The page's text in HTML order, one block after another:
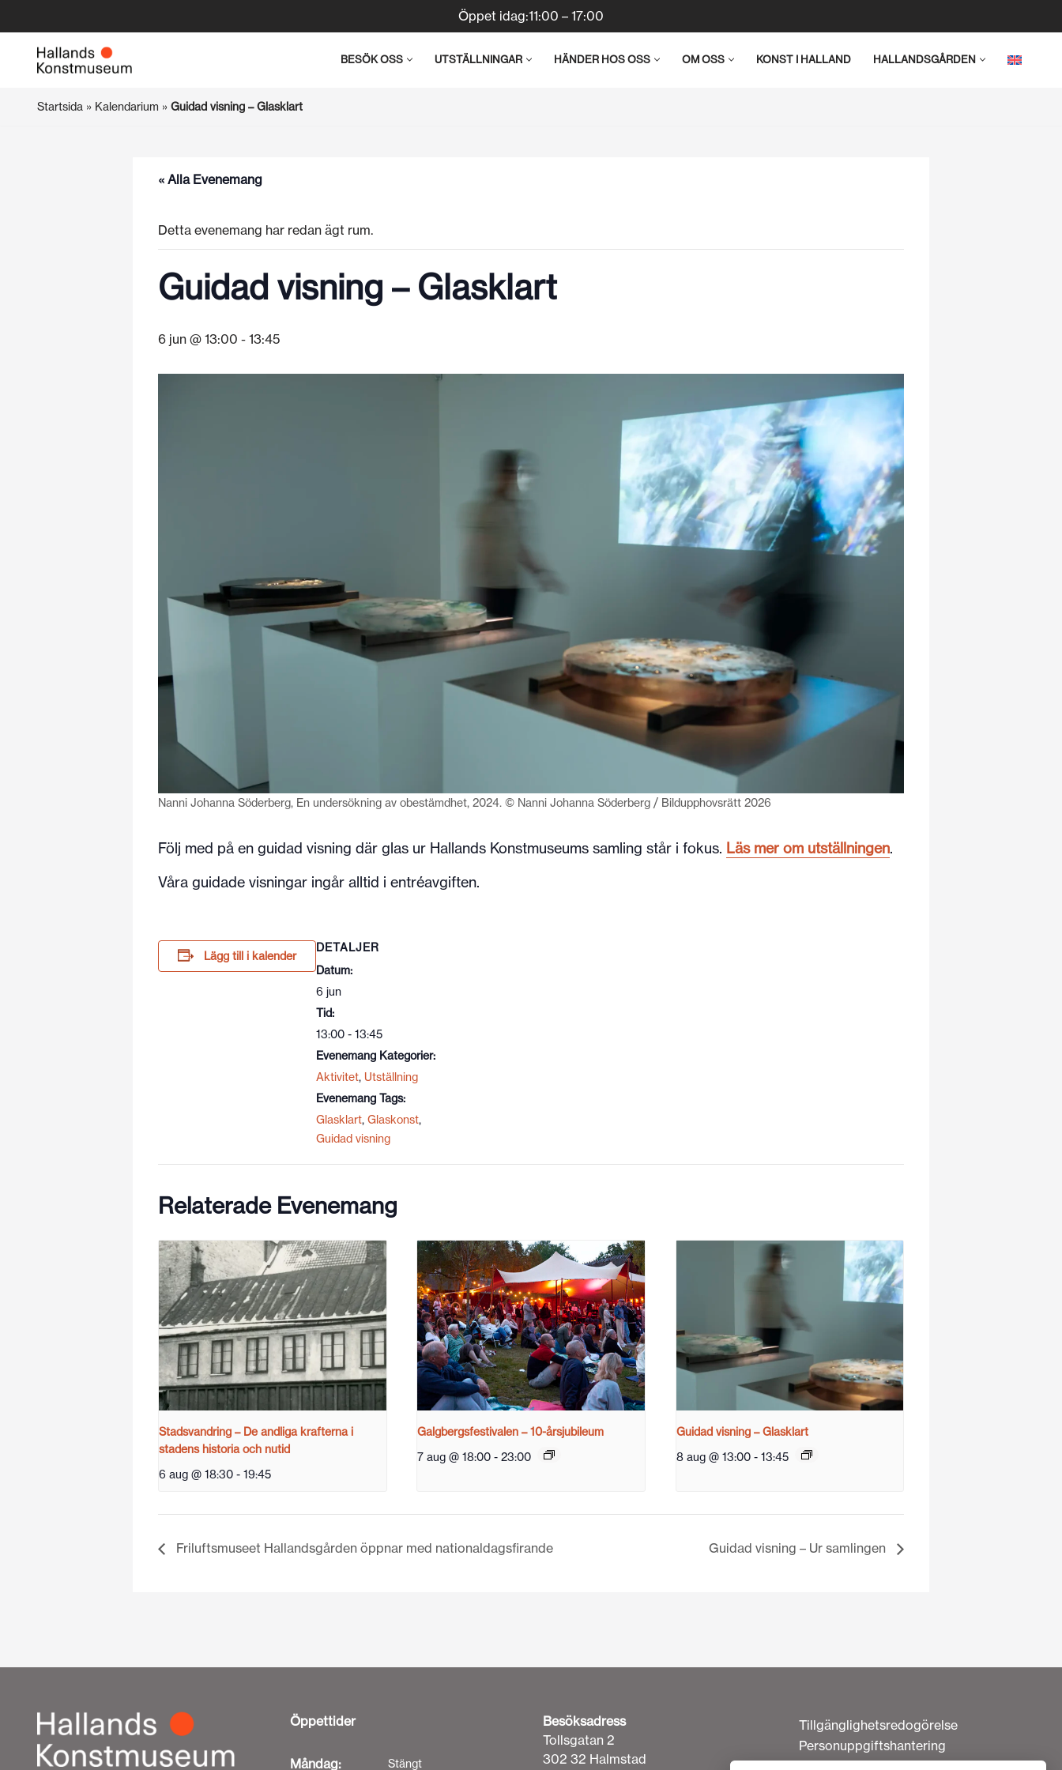
Hoppa
Öppet idag:11:00 – 17:00
BESÖK OSS UTSTÄLLNINGAR HÄNDER HOS OSS OM OSS KONST I HALLAND HALLANDSGÅRDEN
Startsida » Kalendarium » Guidad visning – Glasklart
« Alla Evenemang
Detta evenemang har redan ägt rum.
Guidad visning – Glasklart
6 jun @ 13:00 - 13:45
Nanni Johanna Söderberg, En undersökning av obestämdhet, 2024. © Nanni Johanna Söderberg / Bildupphovsrätt 2026
Följ med på en guidad visning där glas ur Hallands Konstmuseums samling står i fokus. Läs mer om utställningen.
Våra guidade visningar ingår alltid i entréavgiften.
Lägg till i kalender
DETALJER
Datum:
6 jun
Tid:
13:00 - 13:45
Evenemang Kategorier:
Aktivitet, Utställning
Evenemang Tags:
Glasklart, Glaskonst,
Guidad visning
Relaterade Evenemang
Stadsvandring – De andliga krafterna i
stadens historia och nutid
6 aug @ 18:30 - 19:45
Galgbergsfestivalen – 10-årsjubileum
7 aug @ 18:00 - 23:00
Guidad visning – Glasklart
8 aug @ 13:00 - 13:45
Friluftsmuseet Hallandsgården öppnar med nationaldagsfirande Guidad visning – Ur samlingen
Öppettider
Måndag: Stängt
Besöksadress
Tollsgatan 2
302 32 Halmstad
Tillgänglighetsredogörelse
Personuppgiftshantering
Om cookies